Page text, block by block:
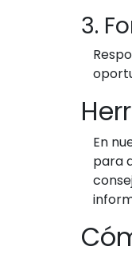
3.
En
para